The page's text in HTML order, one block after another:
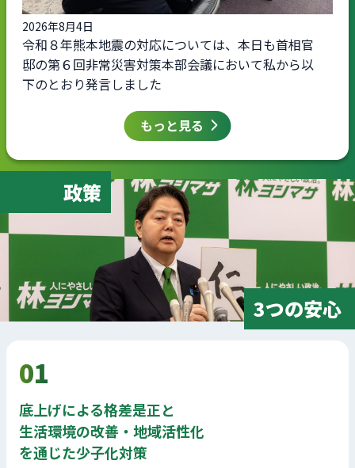
もっと見る
2026年8月4日
令和８年熊本地震の対応については、本日も首相官
邸の第６回非常災害対策本部会議において私から以
下のとおり発言しました
政策
3つの安心
01
底上げによる格差是正と
生活環境の改善・地域活性化
を通じた少子化対策